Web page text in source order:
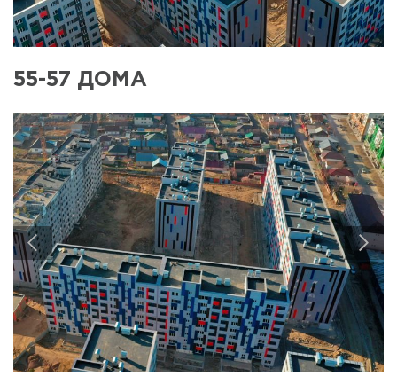
Май 2022
Апрель 2022
Февраль
Январь 2022
Декабрь 2021
Ноябрь 2021
Октябрь 2021
Сентябрь
2021
Август 2021
Июль 2021
Июнь 2021
Май 2021
Апрель 2021
Март 2021
55-57 ДОМА